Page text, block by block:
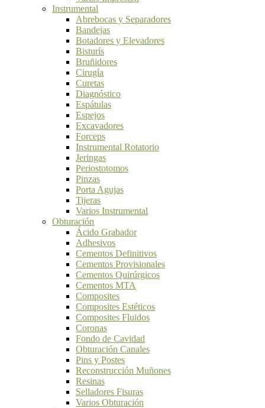
Instrumental
Abrebocas y Separadores
Bandejas
Botadores y Elevadores
Bisturís
Bruñidores
Cirugía
Curetas
Diagnóstico
Espátulas
Espejos
Excavadores
Forceps
Instrumental Rotatorio
Jeringas
Periostotomos
Pinzas
Porta Agujas
Tijeras
Varios Instrumental
Obturación
Ácido Grabador
Adhesivos
Cementos Definitivos
Cementos Provisionales
Cementos Quirúrgicos
Cementos MTA
Composites
Composites Estéticos
Composites Fluidos
Coronas
Fondo de Cavidad
Obturación Canales
Pins y Postes
Reconstrucción Muñones
Resinas
Selladores Fisuras
Varios Obturación